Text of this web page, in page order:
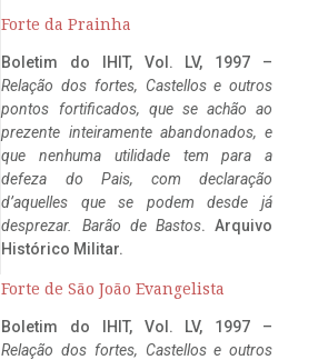
Forte da Prainha
Boletim do IHIT, Vol. LV, 1997 –
Relação dos fortes, Castellos e outros
pontos fortificados, que se achão ao
prezente inteiramente abandonados, e
que nenhuma utilidade tem para a
defeza do Pais, com declaração
d’aquelles que se podem desde já
desprezar. Barão de Bastos. Arquivo
Histórico Militar.
Forte de São João Evangelista
Boletim do IHIT, Vol. LV, 1997 –
Relação dos fortes, Castellos e outros